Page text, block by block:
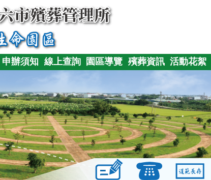
申辦須知 線上查詢 園區導覽 殯葬資訊 活動花絮